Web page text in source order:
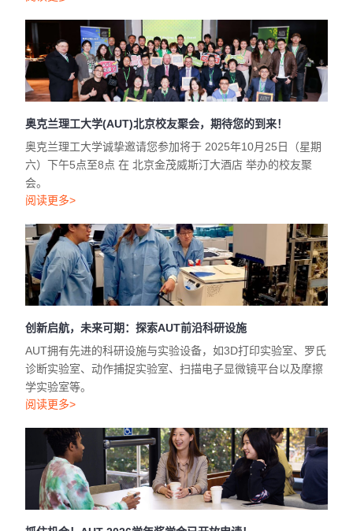
奥克兰理工大学(AUT)北京校友聚会，期待您的到来！
奥克兰理工大学诚挚邀请您参加将于 2025年10月25日（星期
六）下午5点至8点 在 北京金茂威斯汀大酒店 举办的校友聚
会。
阅读更多>
创新启航，未来可期：探索AUT前沿科研设施
AUT拥有先进的科研设施与实验设备，如3D打印实验室、罗氏
诊断实验室、动作捕捉实验室、扫描电子显微镜平台以及摩擦
学实验室等。
阅读更多>
抓住机会！AUT 2026学年奖学金已开放申请！
AUT 2026年奖学金申请已经开始，欢迎同学们踊跃申请。
阅读更多>